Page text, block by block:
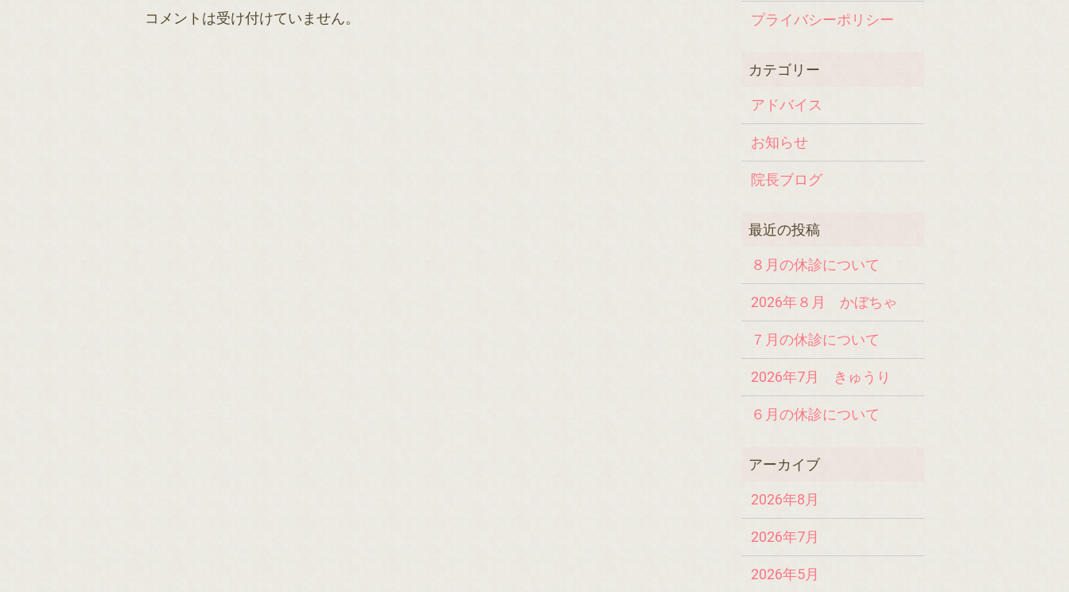
コメントは受け付けていません。 プライバシーポリシー
アドバイス
お知らせ
院長ブログ
８月の休診について
2026年８月 かぼちゃ
７月の休診について
2026年7月 きゅうり
６月の休診について
2026年8月
2026年7月
2026年5月